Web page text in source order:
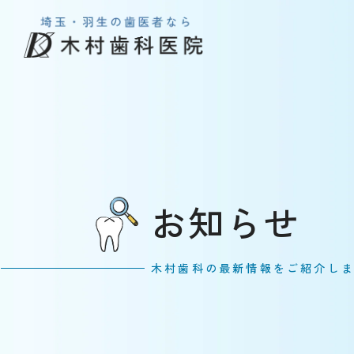
お知らせ
木村歯科の最新情報をご紹介し